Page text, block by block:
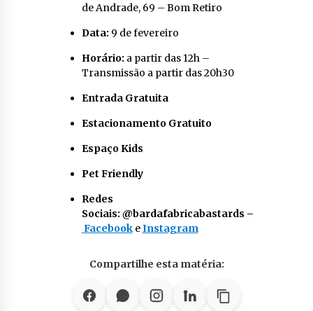
de Andrade, 69 – Bom Retiro
Data: 9 de fevereiro
Horário: a partir das 12h –
Transmissão a partir das 20h30
Entrada Gratuita
Estacionamento Gratuito
Espaço Kids
Pet Friendly
Redes
Sociais: @bardafabricabastards –
FacebookeInstagram
Compartilhe esta matéria: